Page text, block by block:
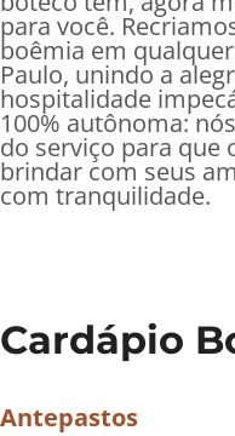
para você.
boêmia em
Paulo, unindo a
hospitalidade
100% autônoma:
do serviço para que
brindar com seus
com tranquilidade.
Cardápio
Antepastos